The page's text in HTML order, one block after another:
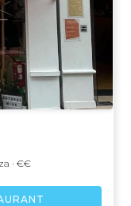
· €€